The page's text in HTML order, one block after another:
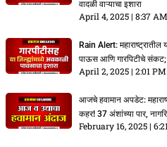
वादळी वाऱ्याचा इशारा
April 4, 2025 8:37 AM
Rain Alert: महाराष्ट्रातील
पाऊस आणि गारपिटीचे
April 2, 2025 2:01 PM
आजचे हवामान अपडेट:
कहर! 37 अंशांच्या पार,
February 16, 2025